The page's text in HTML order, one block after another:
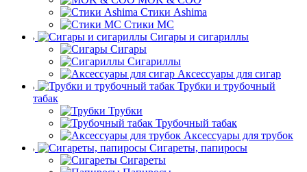
Стики Ashima
Стики MC
Сигары и сигариллы
Сигары
Сигариллы
Аксессуары для сигар
Трубки и трубочный
табак
Трубки
Трубочный табак
Аксессуары для трубок
Сигареты, папиросы
Сигареты